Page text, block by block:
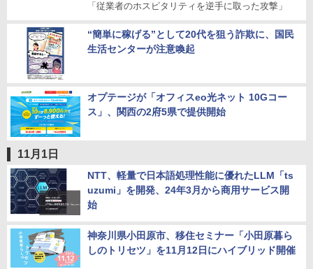
「従業者のホスピタリティを逆手に取った攻撃」
“簡単に稼げる”として20代を狙う詐欺に、国民
生活センターが注意喚起
オプテージが「オフィスeo光ネット 10Gコー
ス」、関西の2府5県で提供開始
11月1日
NTT、軽量で日本語処理性能に優れたLLM「ts
uzumi」を開発、24年3月から商用サービス開
始
神奈川県小田原市、移住セミナー「小田原暮ら
しのトリセツ」を11月12日にハイブリッド開催